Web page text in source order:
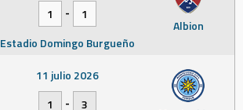
Albion
1
-
1
Estadio Domingo Burgueño
11 julio 2026
1
-
3